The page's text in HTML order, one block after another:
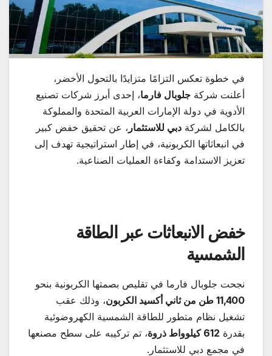
في خطوة تعكس التزامًا متزايدًا بالتحول الأخضر،
أعلنت شركة جلوبال فارما، إحدى أبرز شركات تصنيع
الأدوية في دولة الإمارات العربية المتحدة والمملوكة
بالكامل لشركة دبي للاستثمار ، عن تحقيق خفض كبير
في انبعاثاتها الكربونية، في إطار استراتيجية تهدف إلى
تعزيز الاستدامة وكفاءة العمليات الصناعية.
خفض الانبعاثات عبر الطاقة
الشمسية
نجحت جلوبال فارما في تقليص بصمتها الكربونية بنحو
11,400 طن من ثاني أكسيد الكربون، وذلك عقب
تشغيل نظام متطور للطاقة الشمسية الكهروضوئية
بقدرة 612 كيلوواط ذروة، تم تركيبه على سطح مصنعها
في مجمع دبي للاستثمار.